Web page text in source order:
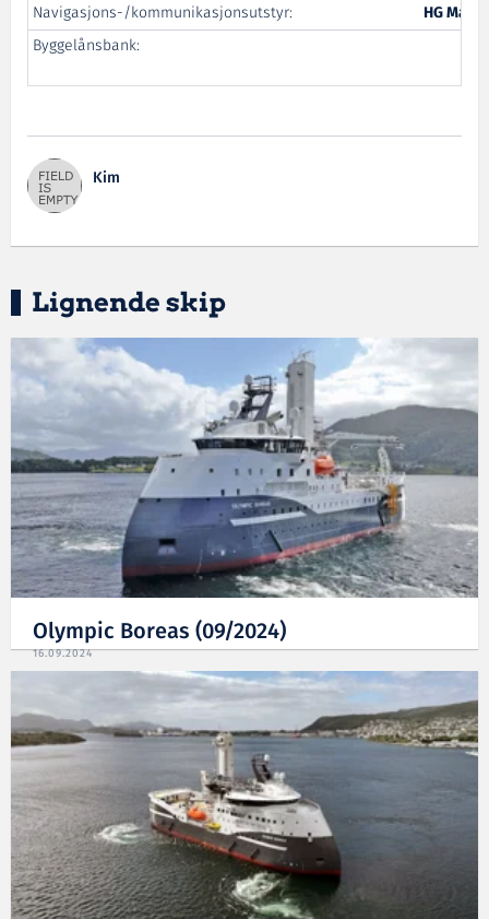
Navigasjons-/kommunikasjonsutstyr:
HG
Byggelånsbank:
Kim
Lignende skip
Olympic Boreas (09/2024)
16.09.2024